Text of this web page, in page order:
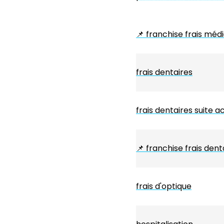
📌 franchise frais
frais dentaires
frais dentaires suite
📌 franchise frais
frais d'optique